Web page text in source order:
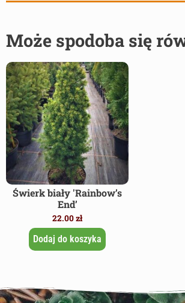
Może spodoba się
Świerk biały 'Rainbow’s
End’
22.00zł
Dodaj do koszyka